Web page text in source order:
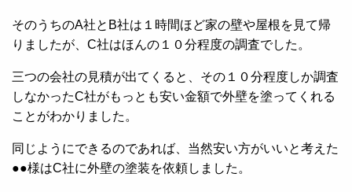
そのうちのA社とB社は１時間ほど家の壁や屋根を見て帰
りましたが、C社はほんの１０分程度の調査でした。
三つの会社の見積が出てくると、その１０分程度しか調査
しなかったC社がもっとも安い金額で外壁を塗ってくれる
ことがわかりました。
同じようにできるのであれば、当然安い方がいいと考えた
●●様はC社に外壁の塗装を依頼しました。